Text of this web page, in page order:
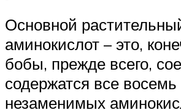
Основной
аминокислот – это,
бобы, прежде всего,
содержатся все восемь
незаменимых